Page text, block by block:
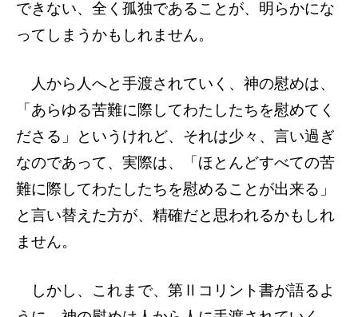
できない、全く孤独であることが、明らかにな
ってしまうかもしれません。
人から人へと手渡されていく、神の慰めは、
「あらゆる苦難に際してわたしたちを慰めてく
ださる」というけれど、それは少々、言い過ぎ
なのであって、実際は、「ほとんどすべての苦
難に際してわたしたちを慰めることが出来る」
と言い替えた方が、精確だと思われるかもしれ
ません。
しかし、これまで、第Ⅱコリント書が語るよ